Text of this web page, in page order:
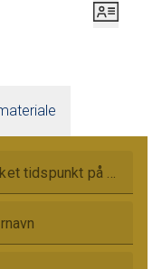
Ønsket tidspunkt på dagen